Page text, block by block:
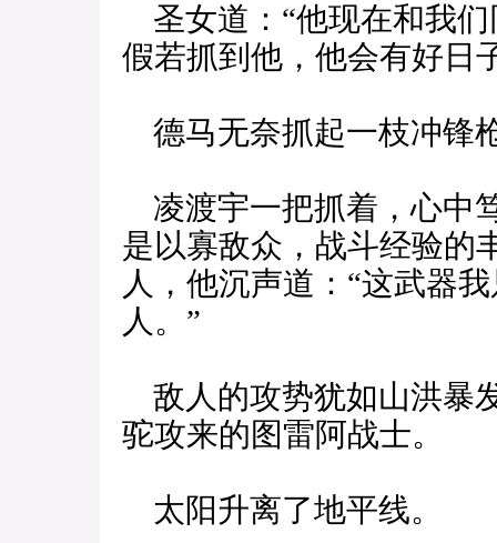
圣女道：“他现在和我
假若抓到他，他会有好日
德马无奈抓起一枝冲锋
凌渡宇一把抓着，心中
是以寡敌众，战斗经验的
人，他沉声道：“这武器
人。”
敌人的攻势犹如山洪暴
驼攻来的图雷阿战士。
太阳升离了地平线。